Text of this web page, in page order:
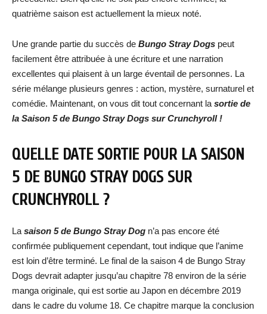
quatrième saison est actuellement la mieux noté.
Une grande partie du succès de Bungo Stray Dogs peut
facilement être attribuée à une écriture et une narration
excellentes qui plaisent à un large éventail de personnes. La
série mélange plusieurs genres : action, mystère, surnaturel et
comédie. Maintenant, on vous dit tout concernant la sortie de
la Saison 5 de Bungo Stray Dogs sur Crunchyroll !
QUELLE DATE SORTIE POUR LA SAISON
5 DE BUNGO STRAY DOGS SUR
CRUNCHYROLL ?
La saison 5 de Bungo Stray Dog n’a pas encore été
confirmée publiquement cependant, tout indique que l’anime
est loin d’être terminé. Le final de la saison 4 de Bungo Stray
Dogs devrait adapter jusqu’au chapitre 78 environ de la série
manga originale, qui est sortie au Japon en décembre 2019
dans le cadre du volume 18. Ce chapitre marque la conclusion